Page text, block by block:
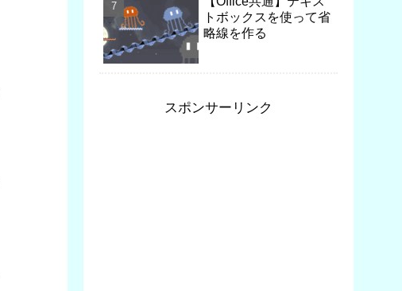
トボックスを使って省
略線を作る
スポンサーリンク